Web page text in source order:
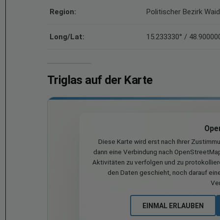
Region: Politischer Bezirk
Long/Lat: 15.233330° /
Triglas auf der Karte
Diese Karte wird erst nach Ihrer
dann eine Verbindung nach
Aktivitäten zu verfolgen und zu
den Daten geschieht, noch darauf
EINMAL ERLAUBEN